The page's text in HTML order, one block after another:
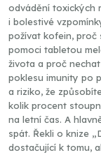
odvádění toxických
i bolestivé
požívat kofein, proč
pomoci tabletou
života a proč
poklesu imunity po
a riziko, že
kolik procent
na letní čas. A
spát. Řekli o knize
dostačující k tomu,